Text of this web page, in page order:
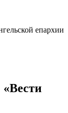
епархии
«Вести